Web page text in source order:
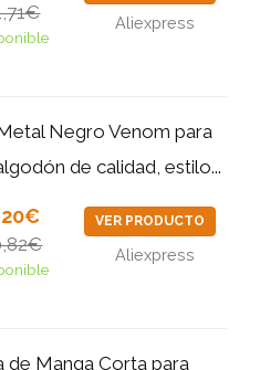
Aliexpress
Negro Venom para
de calidad, estilo...
VER PRODUCTO
Aliexpress
de Manga Corta para